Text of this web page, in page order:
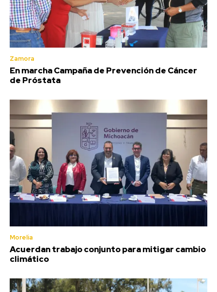
Zamora
En marcha Campaña de Prevención de Cáncer
de Próstata
Morelia
Acuerdan trabajo conjunto para mitigar cambio
climático